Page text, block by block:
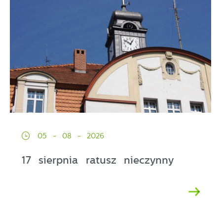
05 - 08 - 2026
17 sierpnia ratusz nieczynny